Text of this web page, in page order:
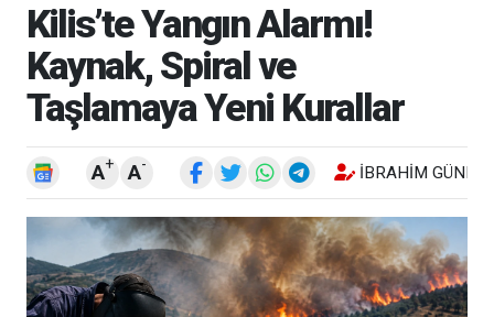
Kilis’te Yangın Alarmı!
Kaynak, Spiral ve
Taşlamaya Yeni Kurallar
A+ A- İBRAHIM GÜNEŞ